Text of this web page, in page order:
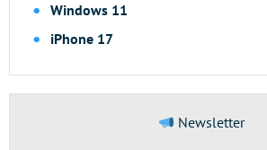
Windows 11
iPhone 17
Newsletter